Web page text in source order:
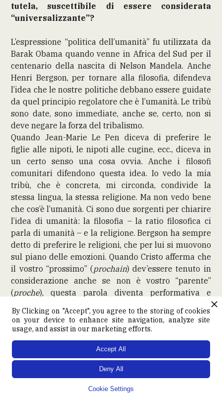
tutela, suscettibile di essere considerata
“universalizzante”?
L’espressione “politica dell’umanità” fu utilizzata da
Barak Obama quando venne in Africa del Sud per il
centenario della nascita di Nelson Mandela. Anche
Henri Bergson, per tornare alla filosofia, difendeva
l’idea che le nostre politiche debbano essere guidate
da quel principio regolatore che è l’umanità. Le tribù
sono date, sono immediate, anche se, certo, non si
deve negare la forza del tribalismo.
Quando Jean-Marie Le Pen diceva di preferire le
figlie alle nipoti, le nipoti alle cugine, ecc., diceva in
un certo senso una cosa ovvia. Anche i filosofi
comunitari difendono questa idea. Io vedo la mia
tribù, che è concreta, mi circonda, condivide la
stessa lingua, la stessa religione. Ma non vedo bene
che cos’è l’umanità. Ci sono due sorgenti per chiarire
l’idea di umanità: la filosofia – la ratio filosofica ci
parla di umanità – e la religione. Bergson ha sempre
detto di preferire le religioni, che per lui si muovono
sul piano delle emozioni. Quando Cristo afferma che
il vostro “prossimo” (prochain) dev’essere tenuto in
considerazione anche se non è vostro “parente”
(proche), questa parola diventa performativa e
diventa relativamente concreta.
Ora, qual è il meccanismo che permette di tradurre
tutto ciò in politica? perché io sto affermando
qualcosa che è generoso, etico, ma occorre anche
poterlo mettere in pratica. È il multilateralismo. Il
solo modo di fare una politica dell’umanità è
rinforzare il multilateralismo e quello strumento
By Clicking on "Accept", you agree to the storing of cookies
on your device to enhance site navigation, analyze site
usage, and assist in our marketing efforts.
Cookie Settings
Deny All
Accept All